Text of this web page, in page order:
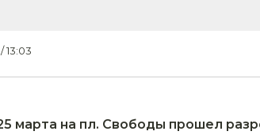
13:03
марта на пл. Свободы прошел